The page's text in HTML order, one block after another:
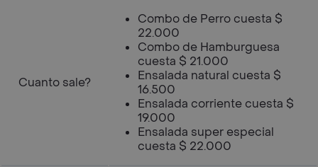
Cuanto sale?
Combo de Perro cuesta $
22.000
Combo de Hamburguesa
cuesta $ 21.000
Ensalada natural cuesta $
16.500
Ensalada corriente cuesta $
19.000
Ensalada super especial
cuesta $ 22.000